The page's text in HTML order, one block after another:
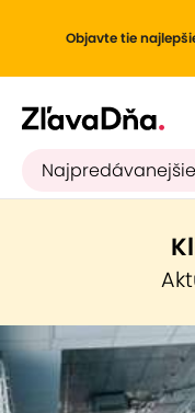
Objavte tie
Najpredávanejšie